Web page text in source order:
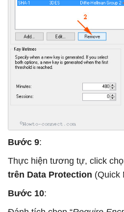
Bước 9:
Thực hiện tương tự, click
trên Data Protection (Quick
Bước 10: